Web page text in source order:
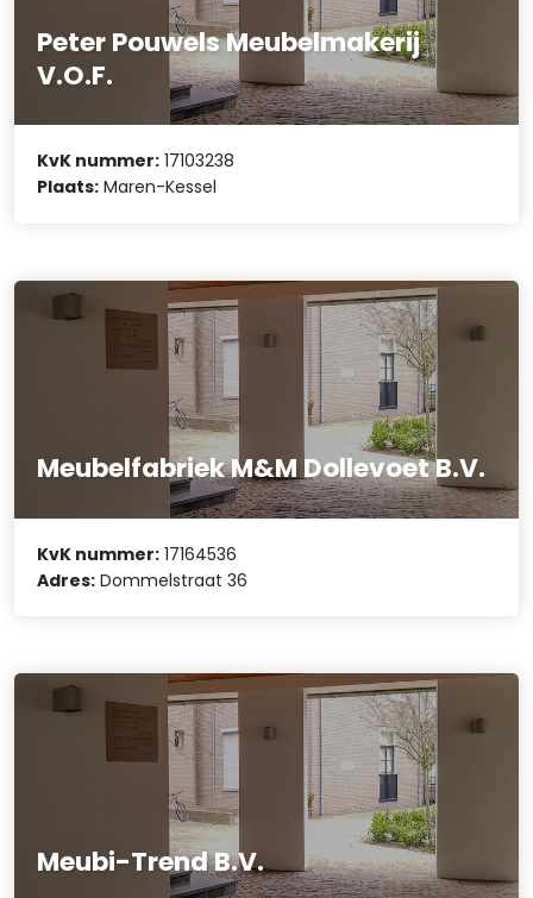
Peter Pouwels Meubelmakerij
V.O.F.
KvK nummer: 17103238
Plaats: Maren-Kessel
Meubelfabriek M&M Dollevoet B.V.
KvK nummer: 17164536
Adres: Dommelstraat 36
Meubi-Trend B.V.